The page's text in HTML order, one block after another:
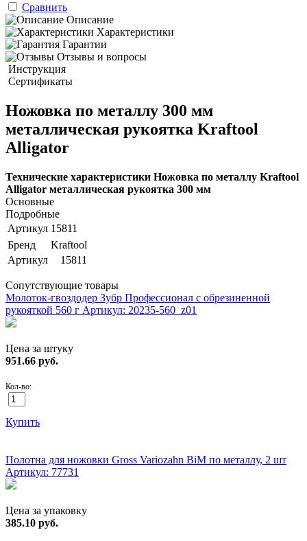
Сравнить
Описание
Характеристики
Гарантии
Отзывы и вопросы
Инструкция
Сертификаты
Ножовка по металлу 300 мм
металлическая рукоятка Kraftool
Alligator
Технические характеристики Ножовка по металлу Kraftool
Alligator металлическая рукоятка 300 мм
Основные
Подробные
Артикул 15811
Бренд
Kraftool
Артикул
15811
Сопутствующие товары
Молоток-гвоздодер Зубр Профессионал с обрезиненной
рукояткой 560 г Артикул: 20235-560_z01
Цена за штуку
951.66 руб.
Кол-во:
Купить
Полотна для ножовки Gross Variozahn BiM по металлу, 2 шт
Артикул: 77731
Цена за упаковку
385.10 руб.